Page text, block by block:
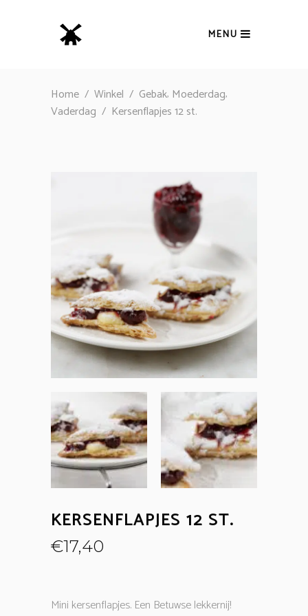
MENU
Home / Winkel / Gebak, Moederdag,
Vaderdag / Kersenflapjes 12 st.
KERSENFLAPJES 12 ST.
€17,40
Mini kersenflapjes. Een Betuwse lekkernij!